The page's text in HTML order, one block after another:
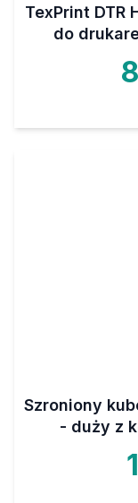
TexPrint DTR
do
Szroniony
- duży z